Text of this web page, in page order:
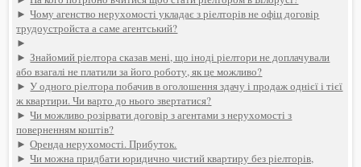
►Чому агенство нерухомості укладає з ріелторів не офіц договір
трудоустройста а саме агентський?
►
►Знайомий ріелтора сказав мені, що іноді ріелтори не доплачували
або взагалі не платили за його роботу, як це можливо?
►У одного ріелтора побачив в оголошення здачу і продаж однієї і тієї
ж квартири. Чи варто до нього звертатися?
►Чи можливо розірвати договір з агентами з нерухомості з
поверненням коштів?
►Оренда нерухомості. Прибуток.
►Чи можна придбати юридично чистий квартиру без ріелторів,